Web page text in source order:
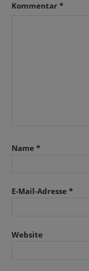
Kommentar *
Name *
E-Mail-Adresse *
Website